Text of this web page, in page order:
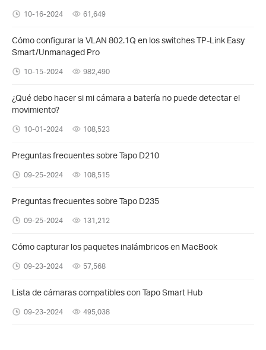
10-16-2024 61,649
Cómo configurar la VLAN 802.1Q en los switches TP-Link Easy
Smart/Unmanaged Pro
10-15-2024 982,490
¿Qué debo hacer si mi cámara a batería no puede detectar el
movimiento?
10-01-2024 108,523
Preguntas frecuentes sobre Tapo D210
09-25-2024 108,515
Preguntas frecuentes sobre Tapo D235
09-25-2024 131,212
Cómo capturar los paquetes inalámbricos en MacBook
09-23-2024 57,568
Lista de cámaras compatibles con Tapo Smart Hub
09-23-2024 495,038